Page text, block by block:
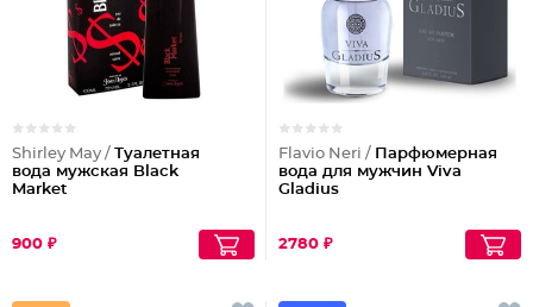
Shirley May / Туалетная
вода мужская Black
Market
900 ₽
Flavio Neri / Парфюмерная
вода для мужчин Viva
Gladius
2780 ₽